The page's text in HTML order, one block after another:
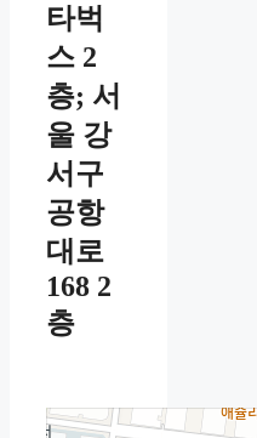
타벅
스 2
층; 서
울 강
서구
공항
대로
168 2
층